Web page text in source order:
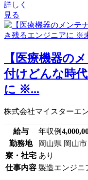
詳しく
見る
【医療機器の
付けどんな時
に ※...
株式会社マイスターエ
給与 年収例
勤務地
岡山県 岡山市
寮・社宅 あり
仕事内容 製造エンジニ